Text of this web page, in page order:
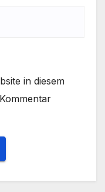
in diesem